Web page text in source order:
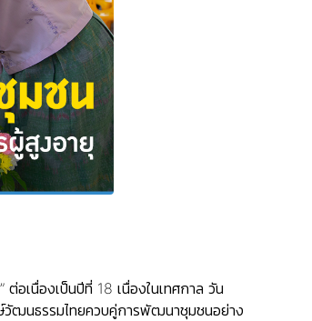
เนื่องเป็นปีที่ 18 เนื่องในเทศกาล วัน
ฒนธรรมไทยควบคู่การพัฒนาชุมชนอย่าง